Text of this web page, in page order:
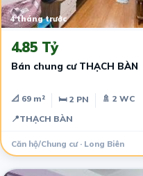
4 tháng trước
4.85 Tỷ
Bán chung cư THẠCH BÀN
📐 69 m² 🛏 2 PN
🚿 2 WC
📍THẠCH BÀN
Căn hộ/Chung cư · Long Biên